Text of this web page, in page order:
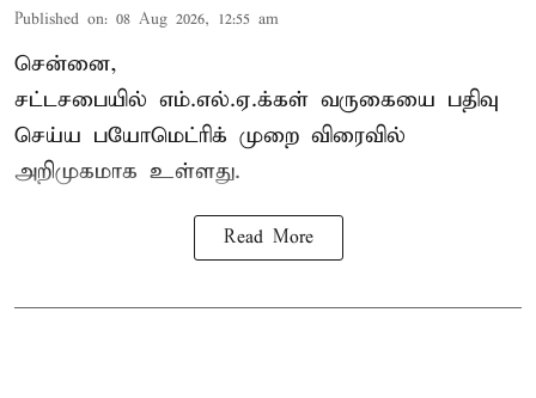
Published on: 08 Aug 2026, 12:55 am
சென்னை,
சட்டசபையில் எம்.எல்.ஏ.க்கள் வருகையை பதிவு
செய்ய பயோமெட்ரிக் முறை விரைவில்
அறிமுகமாக உள்ளது.
Read More